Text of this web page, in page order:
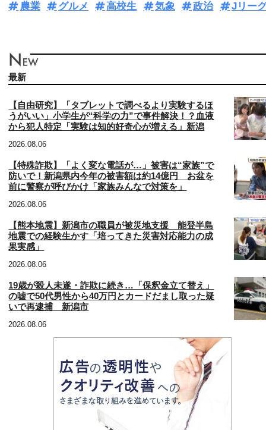
農業
グルメ 高校生 気象 政治 Jリー
最新
【自由研究】「タブレットで調べるより実験するほ
うがいい」小学生が“科学の力”で事件解決！？血液
から犯人特定「実験は知的好奇心が増える」新潟
2026.08.06
【特殊詐欺】「よく変な電話が…」被害は“家族”で
防いで！新潟県内今年の被害額は約14億円 お盆を
前に警察が呼びかけ「家族みんなで対策を」
2026.08.06
【熊本地震】新潟市の職員が被災地支援 能登半島
地震での経験生かす「培ってきた災害対応能力の成
果実感」
2026.08.06
19歳が殺人未遂・詐欺に続き…「保釈金立て替え」
の嘘で50代男性から40万円とカードだまし取った疑
いで再逮捕 新潟市
2026.08.06